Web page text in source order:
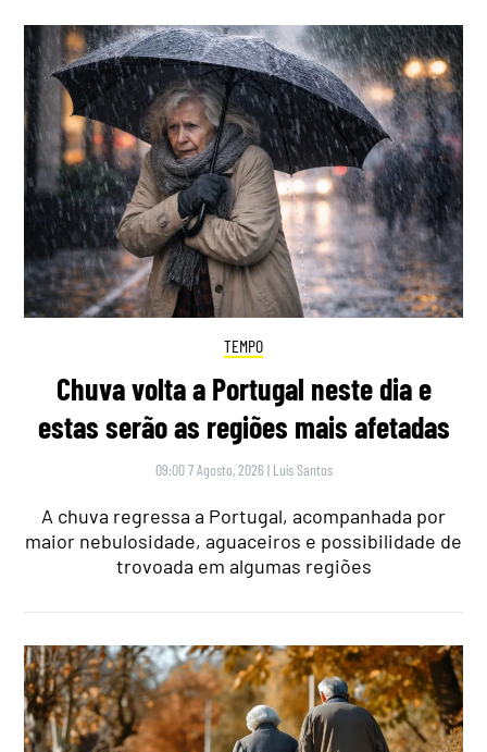
TEMPO
Chuva volta a Portugal neste dia e
estas serão as regiões mais afetadas
09:00 7 Agosto, 2026 | Luís Santos
A chuva regressa a Portugal, acompanhada por
maior nebulosidade, aguaceiros e possibilidade de
trovoada em algumas regiões